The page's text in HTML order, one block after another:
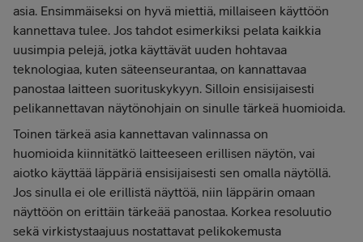
asia. Ensimmäiseksi on hyvä miettiä, millaiseen käyttöön
kannettava tulee. Jos tahdot esimerkiksi pelata kaikkia
uusimpia pelejä, jotka käyttävät uuden hohtavaa
teknologiaa, kuten säteenseurantaa, on kannattavaa
panostaa laitteen suorituskykyyn. Silloin ensisijaisesti
pelikannettavan näytönohjain on sinulle tärkeä huomioida.
Toinen tärkeä asia kannettavan valinnassa on
huomioida kiinnitätkö laitteeseen erillisen näytön, vai
aiotko käyttää läppäriä ensisijaisesti sen omalla näytöllä.
Jos sinulla ei ole erillistä näyttöä, niin läppärin omaan
näyttöön on erittäin tärkeää panostaa. Korkea resoluutio
sekä virkistystaajuus nostattavat pelikokemusta